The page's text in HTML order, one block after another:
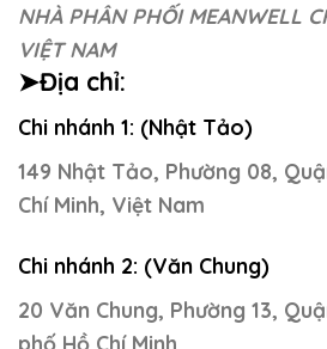
NHÀ PHÂN PHỐI MEANWELL
VIỆT NAM
➤Địa chỉ:
Chi nhánh 1: (Nhật Tảo)
149 Nhật Tảo, Phường 08,
Chí Minh, Việt Nam
Chi nhánh 2: (Văn Chung)
20 Văn Chung, Phường 13,
phố Hồ Chí Minh